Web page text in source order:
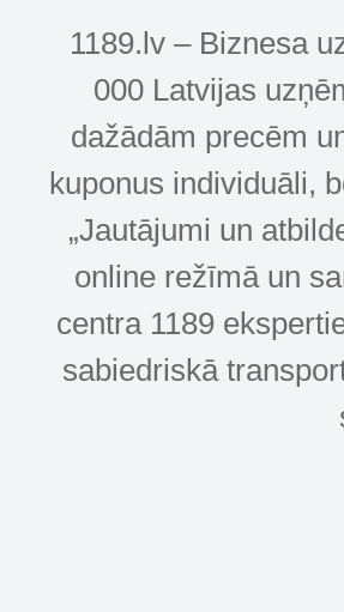
1189.lv – Biznesa
000 Latvijas
dažādām precēm
kuponus individuāli,
„Jautājumi un
online režīmā un
centra 1189
sabiedriskā